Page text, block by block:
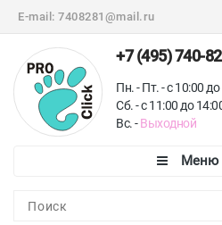
E-mail: 7408281@mail.ru
+7 (495) 740-
Пн. - Пт. - с 10:00
Сб. - с 11:00 до
Вс. -Выходной